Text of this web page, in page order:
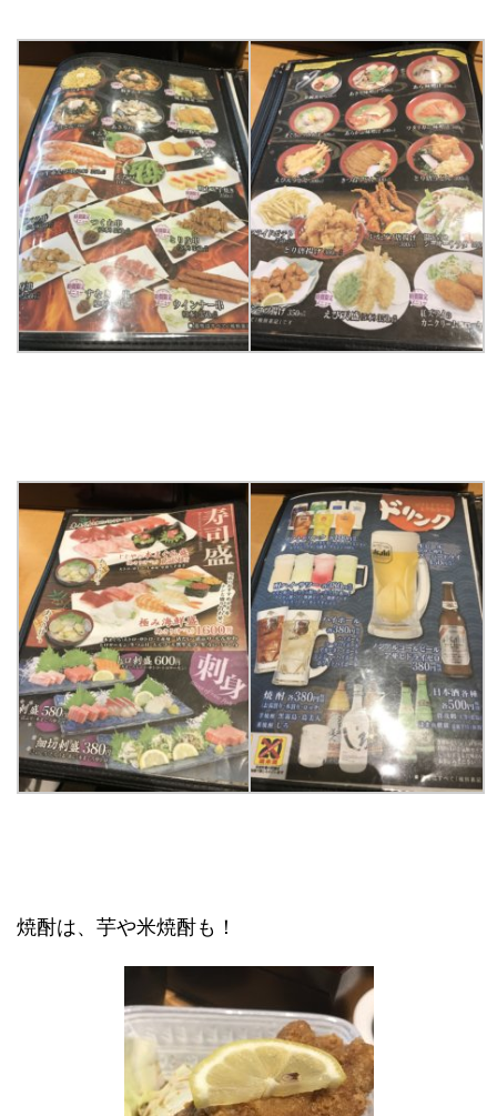
焼酎は、芋や米焼酎も！